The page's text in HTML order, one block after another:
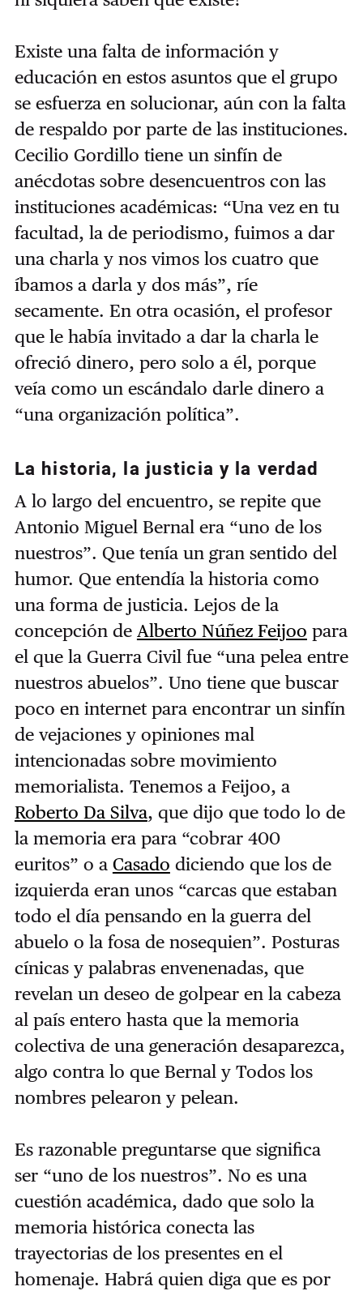
Existe una falta de información y
educación en estos asuntos que el grupo
se esfuerza en solucionar, aún con la falta
de respaldo por parte de las instituciones.
Cecilio Gordillo tiene un sinfín de
anécdotas sobre desencuentros con las
instituciones académicas: “Una vez en tu
facultad, la de periodismo, fuimos a dar
una charla y nos vimos los cuatro que
íbamos a darla y dos más”, ríe
secamente. En otra ocasión, el profesor
que le había invitado a dar la charla le
ofreció dinero, pero solo a él, porque
veía como un escándalo darle dinero a
“una organización política”.
La historia, la justicia y la verdad
A lo largo del encuentro, se repite que
Antonio Miguel Bernal era “uno de los
nuestros”. Que tenía un gran sentido del
humor. Que entendía la historia como
una forma de justicia. Lejos de la
concepción de Alberto Núñez Feijoo para
el que la Guerra Civil fue “una pelea entre
nuestros abuelos”. Uno tiene que buscar
poco en internet para encontrar un sinfín
de vejaciones y opiniones mal
intencionadas sobre movimiento
memorialista. Tenemos a Feijoo, a
Roberto Da Silva, que dijo que todo lo de
la memoria era para “cobrar 400
euritos” o a Casado diciendo que los de
izquierda eran unos “carcas que estaban
todo el día pensando en la guerra del
abuelo o la fosa de nosequien”. Posturas
cínicas y palabras envenenadas, que
revelan un deseo de golpear en la cabeza
al país entero hasta que la memoria
colectiva de una generación desaparezca,
algo contra lo que Bernal y Todos los
nombres pelearon y pelean.
Es razonable preguntarse que significa
ser “uno de los nuestros”. No es una
cuestión académica, dado que solo la
memoria histórica conecta las
trayectorias de los presentes en el
homenaje. Habrá quien diga que es por